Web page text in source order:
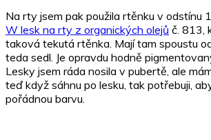
Na rty jsem pak použila rtěnku v odstínu
W lesk na rty z organických olejů č. 813,
taková tekutá rtěnka. Mají tam spoustu
teda sedl. Je opravdu hodně
Lesky jsem ráda nosila v pubertě, ale
teď když sáhnu po lesku, tak potřebuji,
pořádnou barvu.